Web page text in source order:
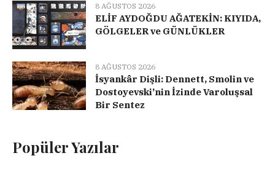
8 AĞUSTOS 2026
ELİF AYDOĞDU AĞATEKİN: KIYIDA,
GÖLGELER ve GÜNLÜKLER
8 AĞUSTOS 2026
İsyankâr Dişli: Dennett, Smolin ve
Dostoyevski’nin İzinde Varoluşsal
Bir Sentez
Popüler Yazılar